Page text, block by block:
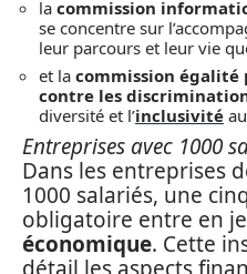
la commission
se concentre sur
leur parcours et leur vie
et la commission
contre les
diversité et l’inclusivité
Entreprises avec 1000
Dans les entreprises
1000 salariés, une
obligatoire entre en
économique. Cette
détail les aspects